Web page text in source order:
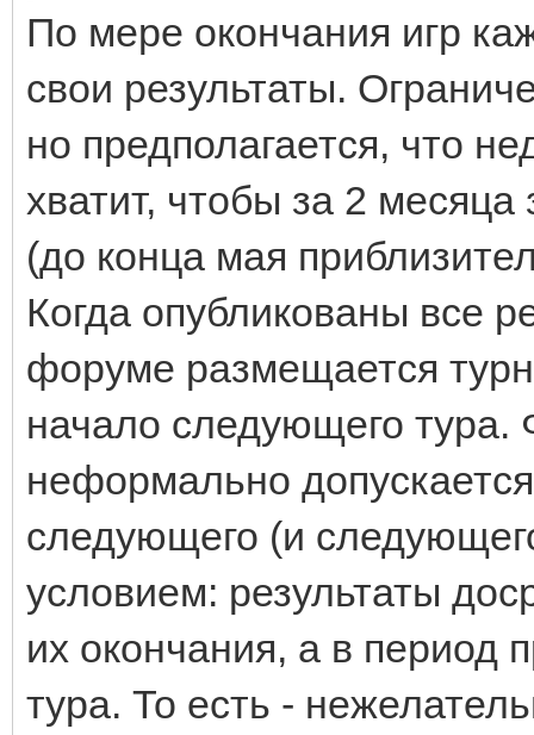
По мере окончания игр
свои результаты.
но предполагается, что
хватит, чтобы за 2
(до конца мая
Когда опубликованы все
форуме размещается
начало следующего тура.
неформально
следующего (и
условием: результаты
их окончания, а в период
тура. То есть -